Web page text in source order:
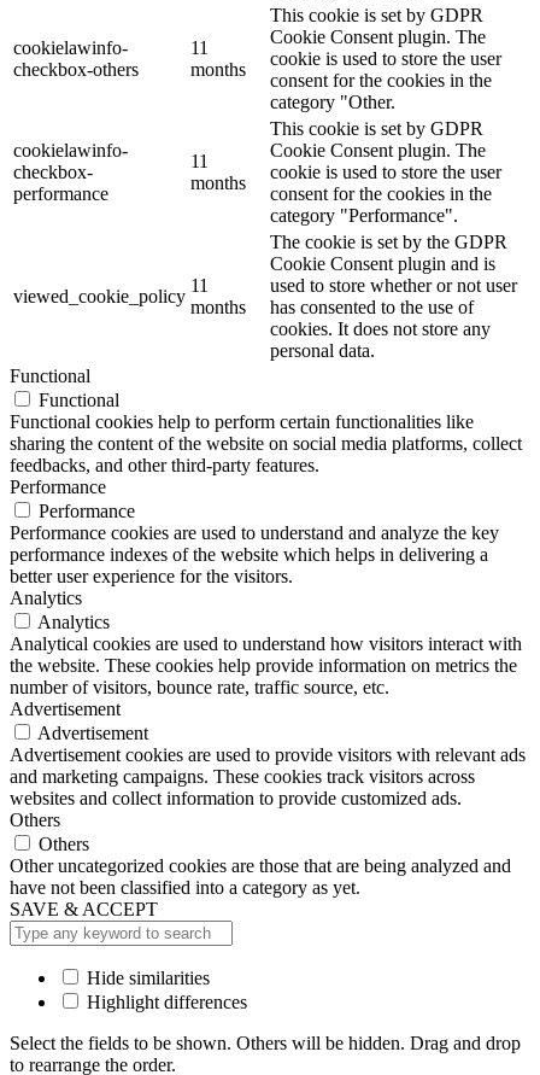
cookielawinfo-
checkbox-others
11
months
This cookie is set by GDPR
Cookie Consent plugin. The
cookie is used to store the user
consent for the cookies in the
category "Other.
cookielawinfo-
checkbox-
performance
11
months
This cookie is set by GDPR
Cookie Consent plugin. The
cookie is used to store the user
consent for the cookies in the
category "Performance".
viewed_cookie_policy
11
months
The cookie is set by the GDPR
Cookie Consent plugin and is
used to store whether or not user
has consented to the use of
cookies. It does not store any
personal data.
Functional
Functional
Functional cookies help to perform certain functionalities like
sharing the content of the website on social media platforms, collect
feedbacks, and other third-party features.
Performance
Performance
Performance cookies are used to understand and analyze the key
performance indexes of the website which helps in delivering a
better user experience for the visitors.
Analytics
Analytics
Analytical cookies are used to understand how visitors interact with
the website. These cookies help provide information on metrics the
number of visitors, bounce rate, traffic source, etc.
Advertisement
Advertisement
Advertisement cookies are used to provide visitors with relevant ads
and marketing campaigns. These cookies track visitors across
websites and collect information to provide customized ads.
Others
Others
Other uncategorized cookies are those that are being analyzed and
have not been classified into a category as yet.
SAVE & ACCEPT
Hide similarities
Highlight differences
Select the fields to be shown. Others will be hidden. Drag and drop
to rearrange the order.